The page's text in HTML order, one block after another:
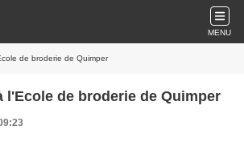
MENU
de broderie de Quimper
l'Ecole de broderie de Quimper